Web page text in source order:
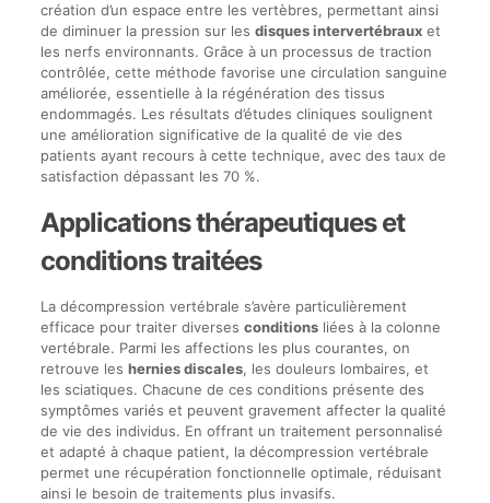
création d’un espace entre les vertèbres, permettant ainsi
de diminuer la pression sur les disques intervertébrauxet
les nerfs environnants. Grâce à un processus de traction
contrôlée, cette méthode favorise une circulation sanguine
améliorée, essentielle à la régénération des tissus
endommagés. Les résultats d’études cliniques soulignent
une amélioration significative de la qualité de vie des
patients ayant recours à cette technique, avec des taux de
satisfaction dépassant les 70 %.
Applications thérapeutiques et
conditions traitées
La décompression vertébrale s’avère particulièrement
efficace pour traiter diverses conditionsliées à la colonne
vertébrale. Parmi les affections les plus courantes, on
retrouve les hernies discales, les douleurs lombaires, et
les sciatiques. Chacune de ces conditions présente des
symptômes variés et peuvent gravement affecter la qualité
de vie des individus. En offrant un traitement personnalisé
et adapté à chaque patient, la décompression vertébrale
permet une récupération fonctionnelle optimale, réduisant
ainsi le besoin de traitements plus invasifs.